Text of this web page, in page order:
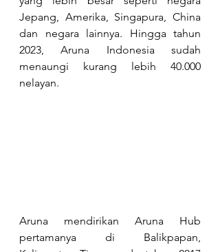
Jepang, Amerika, Singapura, China
dan negara lainnya. Hingga tahun
2023, Aruna Indonesia sudah
menaungi kurang lebih 40.000
nelayan.
Aruna mendirikan Aruna Hub
pertamanya di Balikpapan,